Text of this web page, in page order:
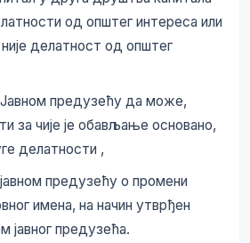
од општег интереса или
делатност од општег
Јавном предузећу да може,
за чије је обављање основано,
делатности ,
предузећу о промени
имена, на начин утврђен
јавног предузећа.